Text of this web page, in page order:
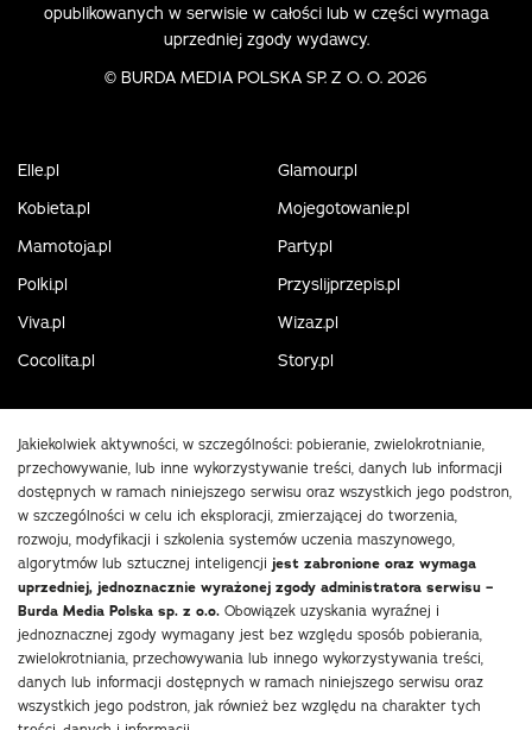
opublikowanych w serwisie w całości lub w części wymaga
uprzedniej zgody wydawcy.
© BURDA MEDIA POLSKA SP. Z O. O. 2026
Elle.pl
Glamour.pl
Kobieta.pl
Mojegotowanie.pl
Mamotoja.pl
Party.pl
Polki.pl
Przyslijprzepis.pl
Viva.pl
Wizaz.pl
Cocolita.pl
Story.pl
Jakiekolwiek aktywności, w szczególności: pobieranie, zwielokrotnianie,
przechowywanie, lub inne wykorzystywanie treści, danych lub informacji
dostępnych w ramach niniejszego serwisu oraz wszystkich jego podstron,
w szczególności w celu ich eksploracji, zmierzającej do tworzenia,
rozwoju, modyfikacji i szkolenia systemów uczenia maszynowego,
algorytmów lub sztucznej inteligencji jest zabronione oraz wymaga
uprzedniej, jednoznacznie wyrażonej zgody administratora serwisu –
Burda Media Polska sp. z o.o. Obowiązek uzyskania wyraźnej i
jednoznacznej zgody wymagany jest bez względu sposób pobierania,
zwielokrotniania, przechowywania lub innego wykorzystywania treści,
danych lub informacji dostępnych w ramach niniejszego serwisu oraz
wszystkich jego podstron, jak również bez względu na charakter tych